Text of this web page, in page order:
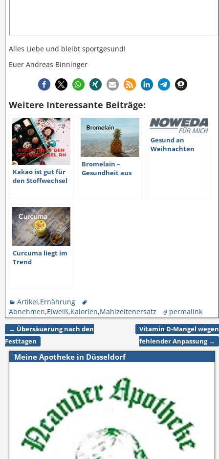
Alles Liebe und bleibt sportgesund!
Euer Andreas Binninger
Weitere Interessante Beiträge:
Kakao ist gut für
den Stoffwechsel
Bromelain –
Gesundheit aus
Gesund an
Weihnachten
Curcuma liegt im
Trend
Artikel,Ernährung
Abnehmen,Eiweiß,Kalorien,Mahlzeitenersatz permalink
Artikelnavigation
← Übersäuerung nach den
Festtagen
Vitamin D-Mangel wegen
fehlender Anpassung →
Meine Apotheke in Düsseldorf